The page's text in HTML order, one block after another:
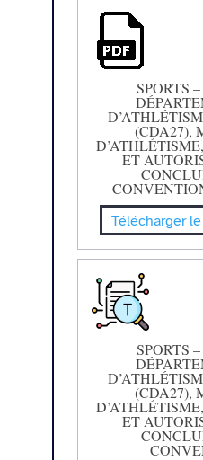
SPORTS
(CDA27),
ET
Télécharger
SPORTS
(CDA27),
ET